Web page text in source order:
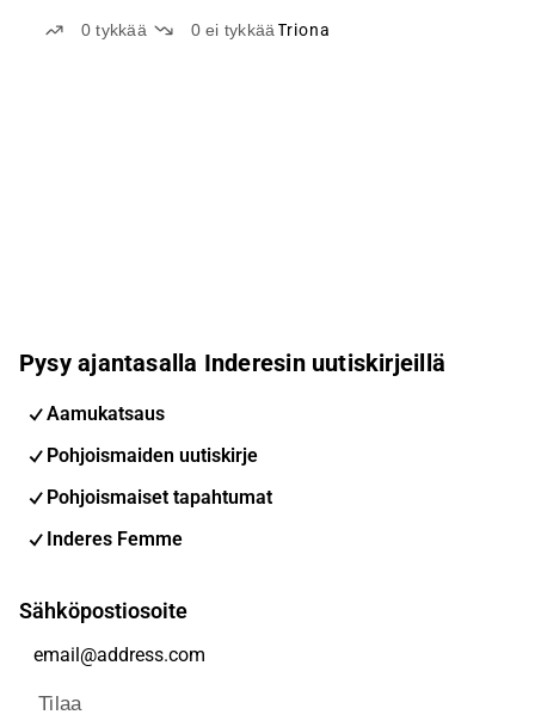
0tykkää 0ei tykkää Triona
Pysy ajantasalla Inderesin uutiskirjeillä
Aamukatsaus
Pohjoismaiden uutiskirje
Pohjoismaiset tapahtumat
Inderes Femme
Sähköpostiosoite
Tilaa